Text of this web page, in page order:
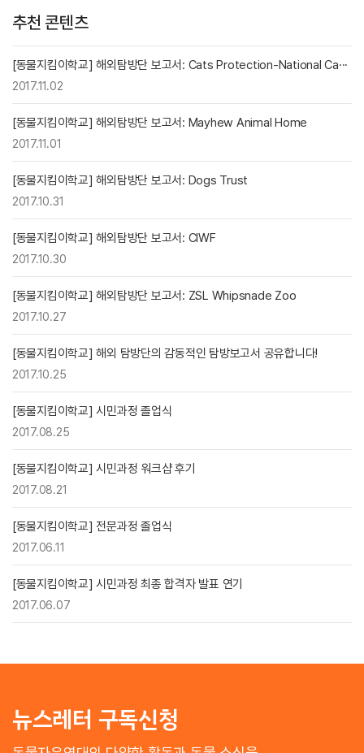
추천 콘텐츠
[동물지킴이학교] 해외탐방단 보고서: Cats Protection-National Ca···
2017.11.02
[동물지킴이학교] 해외탐방단 보고서: Mayhew Animal Home
2017.11.01
[동물지킴이학교] 해외탐방단 보고서: Dogs Trust
2017.10.31
[동물지킴이학교] 해외탐방단 보고서: CIWF
2017.10.30
[동물지킴이학교] 해외탐방단 보고서: ZSL Whipsnade Zoo
2017.10.27
[동물지킴이학교] 해외 탐방단의 감동적인 탐방보고서 공유합니다!
2017.10.25
[동물지킴이학교] 시민과정 졸업식
2017.08.25
[동물지킴이학교] 시민과정 워크샵 후기
2017.08.21
[동물지킴이학교] 전문과정 졸업식
2017.06.11
[동물지킴이학교] 시민과정 최종 합격자 발표 연기
2017.06.07
뉴스레터 구독신청